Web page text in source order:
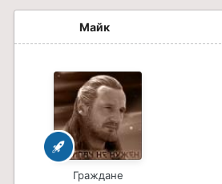
Майк
Граждане